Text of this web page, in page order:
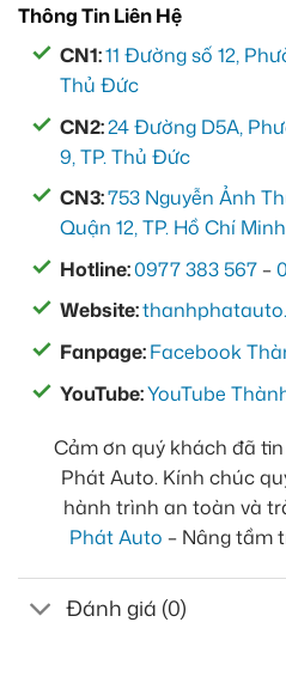
Thông Tin Liên Hệ
CN1:11 Đường số 12,
Thủ Đức
CN2:24 Đường D5A,
9, TP. Thủ Đức
CN3:753 Nguyễn Ảnh
Quận 12, TP. Hồ Chí Minh
Hotline:0977 383 567 –
Website:
Fanpage:Facebook
YouTube:YouTube
Cảm ơn quý khách đã
Phát Auto. Kính chúc
hành trình an toàn và
Phát Auto – Nâng tầm
Đánh giá (0)